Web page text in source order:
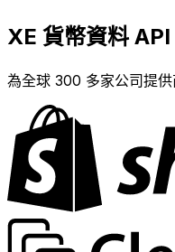
XE 貨幣資料 API
為全球 300 多家公司提